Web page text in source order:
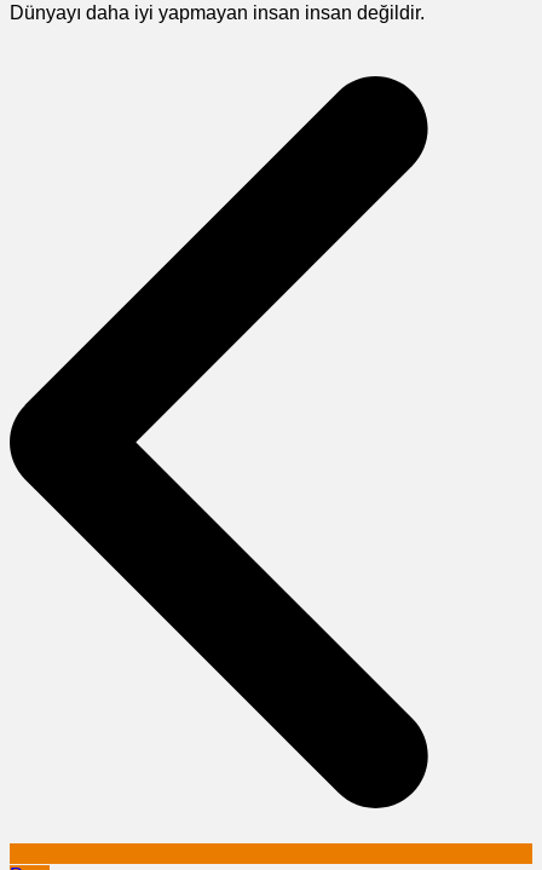
Dünyayı daha iyi yapmayan insan insan değildir.